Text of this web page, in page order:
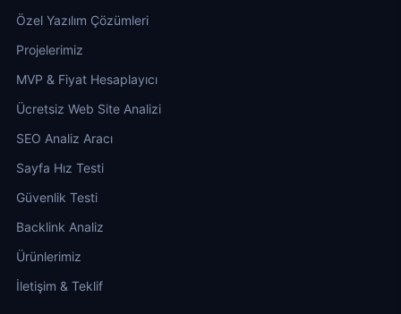
Özel Yazılım Çözümleri
Projelerimiz
MVP & Fiyat Hesaplayıcı
Ücretsiz Web Site Analizi
SEO Analiz Aracı
Sayfa Hız Testi
Güvenlik Testi
Backlink Analiz
Ürünlerimiz
İletişim & Teklif